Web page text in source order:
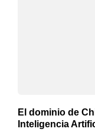
El dominio de
Inteligencia